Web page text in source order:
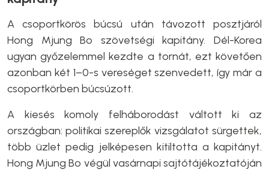
A csoportkörös búcsú után távozott posztjáról
Hong Mjung Bo szövetségi kapitány. Dél-Korea
ugyan győzelemmel kezdte a tornát, ezt követően
azonban két 1–0-s vereséget szenvedett, így már a
csoportkörben búcsúzott.
A kiesés komoly felháborodást váltott ki az
országban: politikai szereplők vizsgálatot sürgettek,
több üzlet pedig jelképesen kitiltotta a kapitányt.
Hong Mjung Bo végül vasárnapi sajtótájékoztatóján